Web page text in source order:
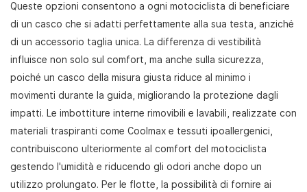
Queste opzioni consentono a ogni motociclista di beneficiare
di un casco che si adatti perfettamente alla sua testa, anziché
di un accessorio taglia unica. La differenza di vestibilità
influisce non solo sul comfort, ma anche sulla sicurezza,
poiché un casco della misura giusta riduce al minimo i
movimenti durante la guida, migliorando la protezione dagli
impatti. Le imbottiture interne rimovibili e lavabili, realizzate con
materiali traspiranti come Coolmax e tessuti ipoallergenici,
contribuiscono ulteriormente al comfort del motociclista
gestendo l'umidità e riducendo gli odori anche dopo un
utilizzo prolungato. Per le flotte, la possibilità di fornire ai